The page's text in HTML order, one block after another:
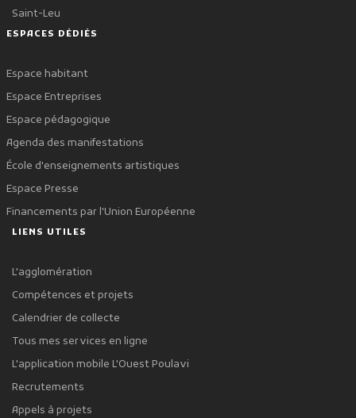
Saint-Leu
ESPACES DÉDIÉS
Espace habitant
Espace Entreprises
Espace pédagogique
Agenda des manifestations
École d'enseignements artistiques
Espace Presse
Financements par l'Union Européenne
LIENS UTILES
L'agglomération
Compétences et projets
Calendrier de collecte
Tous mes services en ligne
L'application mobile L'Ouest Poulavi
Recrutements
Appels à projets